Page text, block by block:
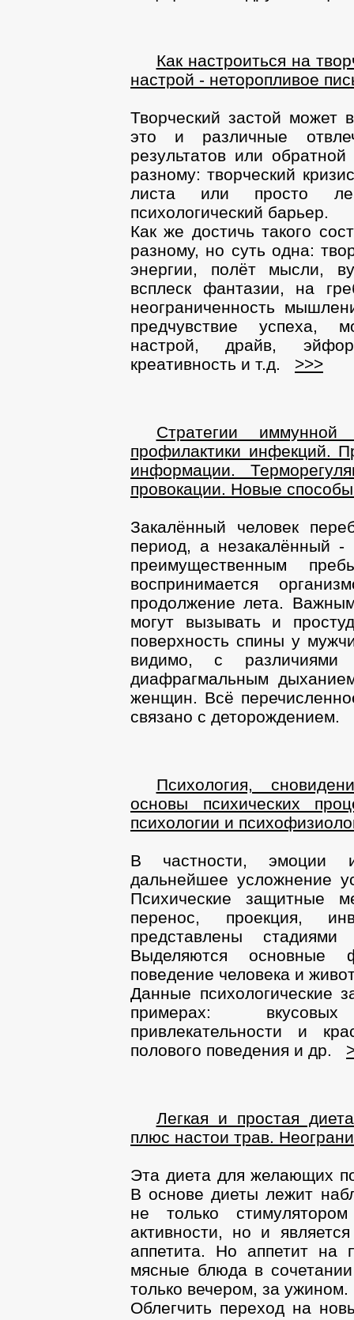
Как настроиться на
настрой - неторопливое
Творческий застой может
это и различные
результатов или
разному: творческий
листа или просто
психологический барьер.
Как же достичь такого
разному, но суть одна:
энергии, полёт мысли,
всплеск фантазии, на
неограниченность
предчувствие успеха,
настрой, драйв,
креативность и т.д. >>>
Стратегии
профилактики инфекций.
информации.
провокации. Новые
Закалённый человек
период, а незакалённый
преимущественным
воспринимается
продолжение лета.
могут вызывать и
поверхность спины у
видимо, с
диафрагмальным
женщин. Всё
связано с деторождением.
Психология,
основы психических
психологии и
В частности, эмоции
дальнейшее усложнение
Психические защитные
перенос, проекция,
представлены стадиями
Выделяются основные
поведение человека и
Данные психологические
примерах:
привлекательности и
полового поведения и др.
Легкая и простая
плюс настои трав.
Эта диета для желающих
В основе диеты лежит
не только
активности, но и
аппетита. Но аппетит на
мясные блюда в
только вечером, за ужином.
Облегчить переход на